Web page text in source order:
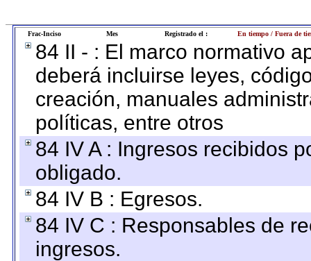
Frac-Inciso Mes Registrado el : En tiempo / Fuera de
84 II - : El marco normativo
deberá incluirse leyes,
creación, manuales
políticas, entre otros
84 IV A : Ingresos recibidos
obligado.
84 IV B : Egresos.
84 IV C : Responsables de
ingresos.